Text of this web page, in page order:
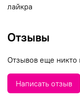
лайкра
Отзывы
Отзывов еще никто
Написать отзыв